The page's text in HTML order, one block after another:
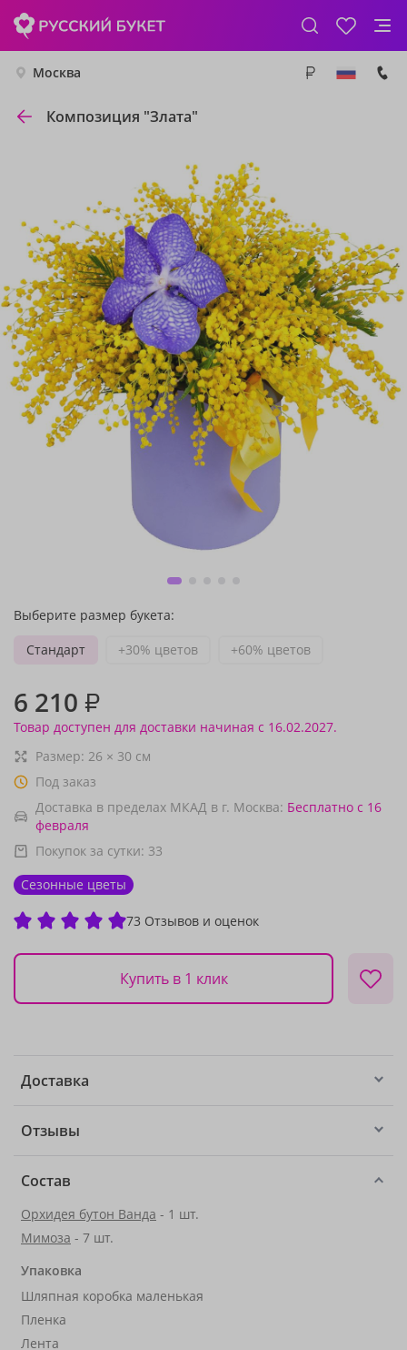
Москва
Композиция "Злата"
Выберите размер букета:
Стандарт
+30% цветов +60% цветов
6 210 ₽
Товар доступен для доставки начиная с 16.02.2027.
Размер: 26 × 30 см
Под заказ
Доставка в пределах МКАД в г. Москва: Бесплатно с 16
февраля
Покупок за сутки: 33
Сезонные цветы
73 Отзывов и оценок
Купить в 1 клик
Доставка
Отзывы
Состав
Орхидея бутон Ванда - 1 шт.
Мимоза - 7 шт.
Упаковка
Шляпная коробка маленькая
Пленка
Лента